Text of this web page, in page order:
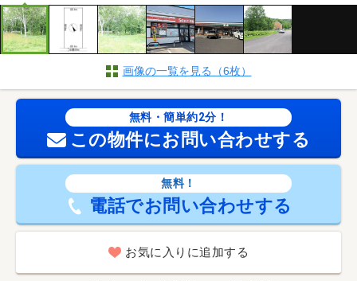
画像の一覧を見る（6枚）
無料・簡単約2分！
この物件にお問い合わせする
無料！
電話でお問い合わせする
お気に入りに追加する